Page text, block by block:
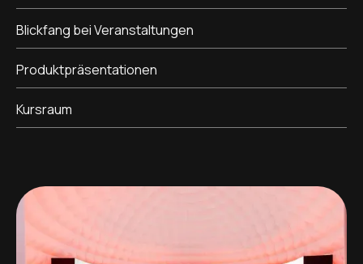
Blickfang bei Veranstaltungen
Produktpräsentationen
Kursraum